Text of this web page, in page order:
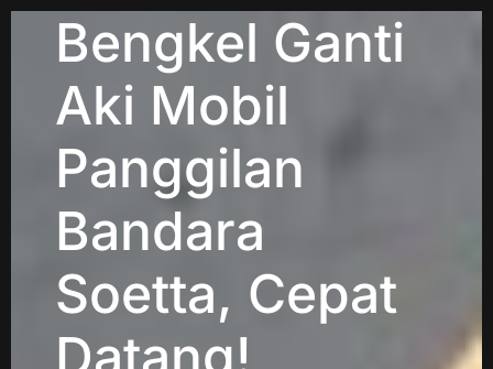
Bengkel Ganti
Aki Mobil
Panggilan
Bandara
Soetta, Cepat